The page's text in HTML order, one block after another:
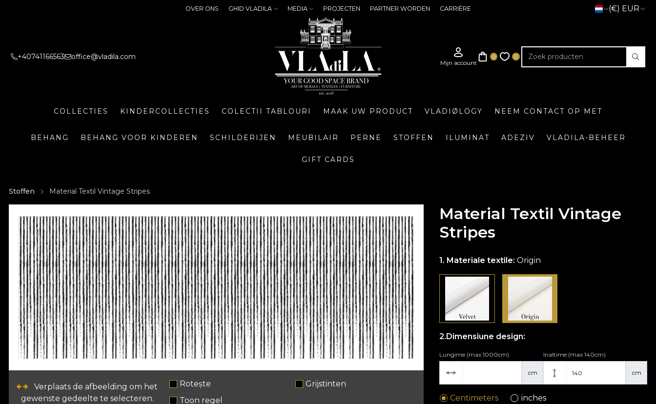
OVER ONS GHID VLADILA MEDIA PROJECTEN PARTNER WORDEN CARRIÈRE (€) EUR
+40741166563 office@vladila.com
COLLECTIES KINDERCOLLECTIES COLECTII TABLOURI MAAK UW PRODUCT VLADIØLOGY NEEM CONTACT OP MET
BEHANG BEHANG VOOR KINDEREN SCHILDERIJEN MEUBILAIR PERNE STOFFEN ILUMINAT ADEZIV VLADILA-BEHEER
GIFT CARDS
Stoffen Material Textil Vintage Stripes
Verplaats de afbeelding om het
gewenste gedeelte te selecteren.
Rotește
Grijstinten
Toon regel
Material Textil Vintage
Stripes
Materiale textile:Origin
Dimensiune design:
cm
Lungime (max 1000cm)
cm
Inaltime (max 140cm)
Centimeters inches